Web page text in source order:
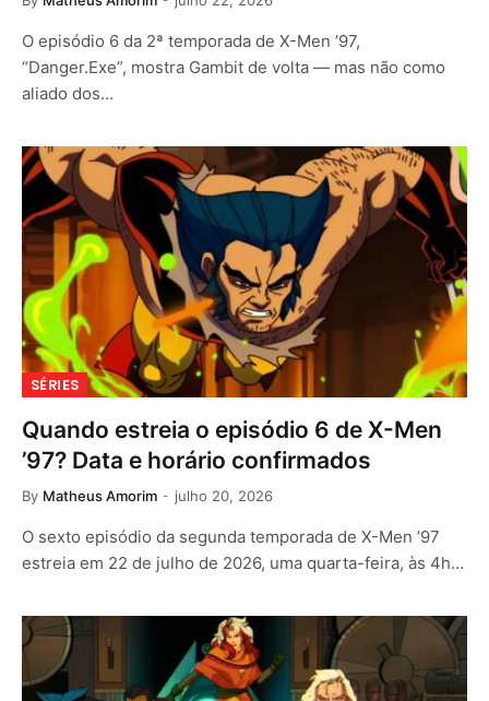
O episódio 6 da 2ª temporada de X-Men ’97,
“Danger.Exe”, mostra Gambit de volta — mas não como
aliado dos…
SÉRIES
Quando estreia o episódio 6 de X-Men
’97? Data e horário confirmados
By Matheus Amorim julho 20, 2026
O sexto episódio da segunda temporada de X-Men ’97
estreia em 22 de julho de 2026, uma quarta-feira, às 4h…